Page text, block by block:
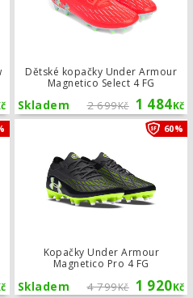
Dětské kopačky Under Armour
Magnetico Select 4 FG
2 699Kč 1 484Kč
Skladem
Kopačky Under Armour Magnetico
Kopačky Under Armour
Magnetico Pro 4 FG
4 799Kč 1 920Kč
Skladem
60%